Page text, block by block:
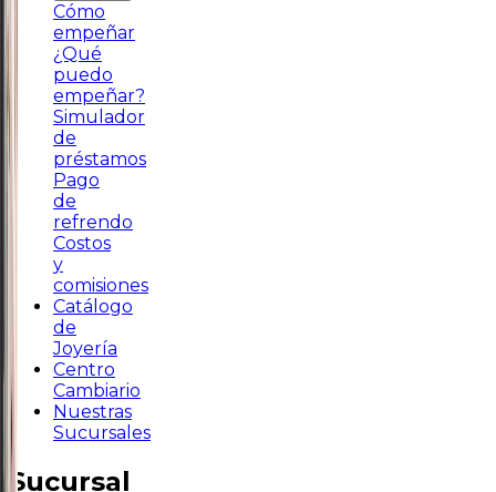
Cómo
empeñar
¿Qué
puedo
empeñar?
Simulador
de
préstamos
Pago
de
refrendo
Costos
y
comisiones
Catálogo
de
Joyería
Centro
Cambiario
Nuestras
Sucursales
Sucursal